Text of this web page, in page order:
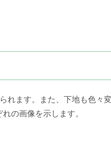
ます。また、下地も色々
の画像を示します。